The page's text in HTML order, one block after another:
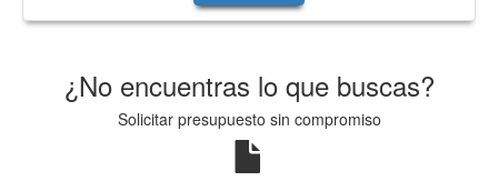
¿No encuentras lo que buscas?
Solicitar presupuesto sin compromiso